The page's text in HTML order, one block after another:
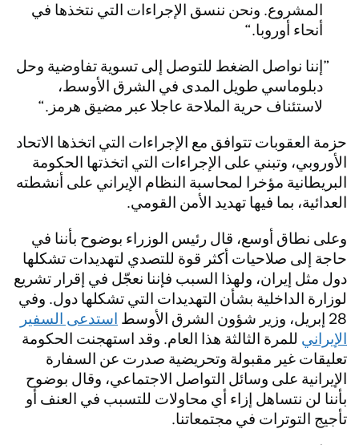
المشروع. ونحن ننسق الإجراءات التي نتخذها في
أنحاء أوروبا.
إننا نواصل الضغط للتوصل إلى تسوية تفاوضية وحل
دبلوماسي طويل المدى في الشرق الأوسط،
لاستئناف حرية الملاحة عاجلا عبر مضيق هرمز.
حزمة العقوبات تتوافق مع الإجراءات التي اتخذها الاتحاد
الأوروبي، وتبني على الإجراءات التي اتخذتها الحكومة
البريطانية مؤخرا لمحاسبة النظام الإيراني على أنشطته
العدائية، بما فيها تهديد الأمن القومي.
وعلى نطاق أوسع، قال رئيس الوزراء بوضوح بأننا في
حاجة إلى صلاحيات أكثر قوة للتصدي لتهديدات تشكلها
دول مثل إيران، ولهذا السبب فإننا نعجّل في إقرار تشريع
لوزارة الداخلية بشأن التهديدات التي تشكلها دول. وفي
28 إبريل، وزير شؤون الشرق الأوسط
استدعى السفير
الإيراني للمرة الثالثة هذا العام. وقد استهجنت الحكومة
تعليقات غير مقبولة وتحريضية صدرت عن السفارة
الإيرانية على وسائل التواصل الاجتماعي، وقال بوضوح
بأننا لن نتساهل إزاء أي محاولات للتسبب في العنف أو
تأجيج التوترات في مجتمعاتنا.